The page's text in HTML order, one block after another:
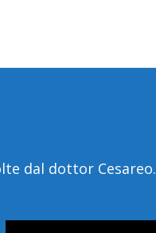
dal dottor Cesareo.